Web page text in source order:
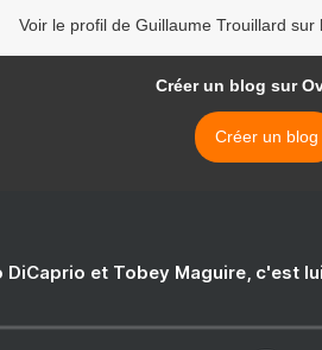
Voir le profil de Guillaume Trouillard sur
Créer un blog sur
Créer un blog
DiCaprio et Tobey Maguire, c'est